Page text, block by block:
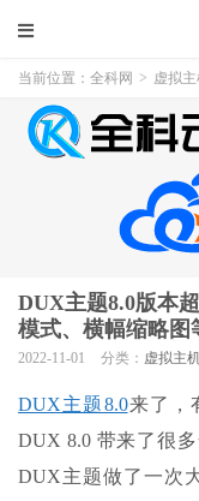
当前位置： 全科网 > 虚拟
DUX主题8.0版本
模式、横幅缩略图
2022-11-01 分类： 虚拟主
DUX主题8.0来了，
DUX 8.0 带来了很
DUX主题做了一次